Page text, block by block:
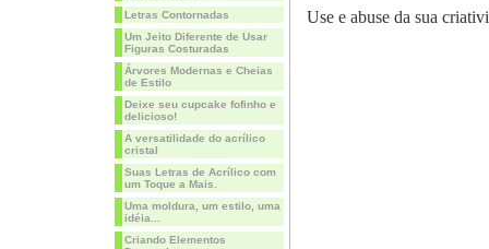
Letras Contornadas
Um Jeito Diferente de Usar
Figuras Costuradas
Árvores Modernas e Cheias
de Estilo
Deixe seu cupcake fofinho e
delicioso!
A versatilidade do acrílico
cristal
Suas Letras de Acrílico com
um Toque a Mais.
Uma moldura, um estilo, uma
idéia...
Criando Elementos
Use e abuse da sua